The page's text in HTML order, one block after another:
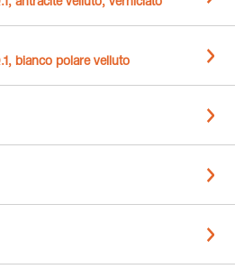
antracite velluto, verniciato
bianco polare velluto